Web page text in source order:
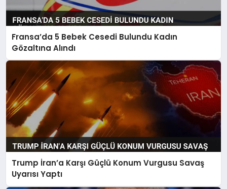
Fransa’da 5 Bebek Cesedi Bulundu Kadın
Gözaltına Alındı
Trump İran’a Karşı Güçlü Konum Vurgusu Savaş
Uyarısı Yaptı